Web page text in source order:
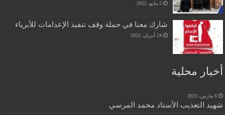
5 مايو، 2022
شارك معنا في حملة وقف تنفيذ الإعدامات للأبرياء
24 أبريل، 2022
أخبار محلية
6 مارس، 2023
شهيد التعذيب الأستاذ محمد المرسي